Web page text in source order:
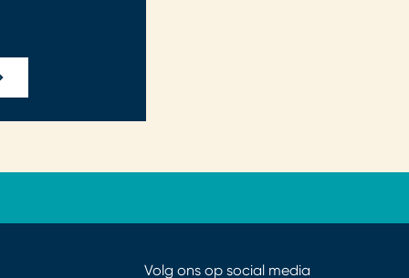
Volg ons op social media